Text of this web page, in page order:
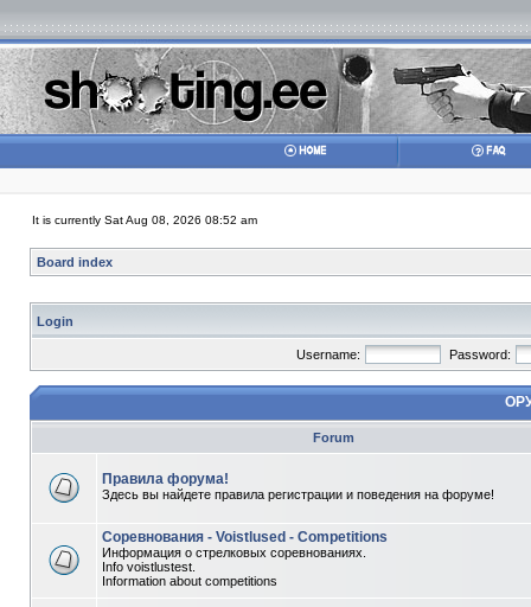
It is currently Sat Aug 08, 2026 08:52 am
Board index
Login
Username: Password:
Forum
Правила форума!
Здесь вы найдете правила регистрации и поведения на форуме!
Соревнования - Voistlused - Competitions
Информация о стрелковых соревнованиях.
Info voistlustest.
Information about competitions